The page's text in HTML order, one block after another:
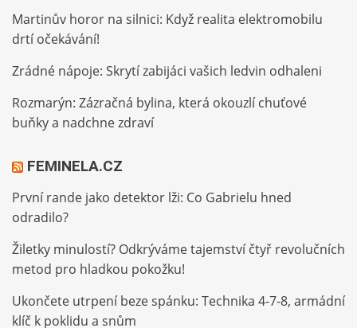
Martinův horor na silnici: Když realita elektromobilu
drtí očekávání!
Zrádné nápoje: Skrytí zabijáci vašich ledvin odhaleni
Rozmarýn: Zázračná bylina, která okouzlí chuťové
buňky a nadchne zdraví
FEMINELA.CZ
První rande jako detektor lži: Co Gabrielu hned
odradilo?
Žiletky minulostí? Odkrýváme tajemství čtyř revolučních
metod pro hladkou pokožku!
Ukončete utrpení beze spánku: Technika 4-7-8, armádní
klíč k poklidu a snům